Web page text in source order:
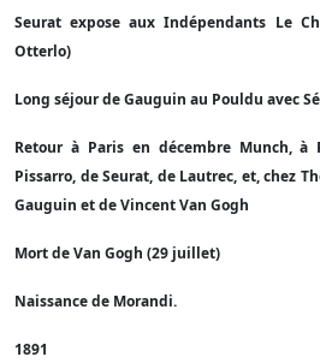
Seurat expose aux Indépendants Le
Otterlo)
Long séjour de Gauguin au Pouldu avec
Retour à Paris en décembre Munch,
Pissarro, de Seurat, de Lautrec, et, chez
Gauguin et de Vincent Van Gogh
Mort de Van Gogh (29 juillet)
Naissance de Morandi.
1891